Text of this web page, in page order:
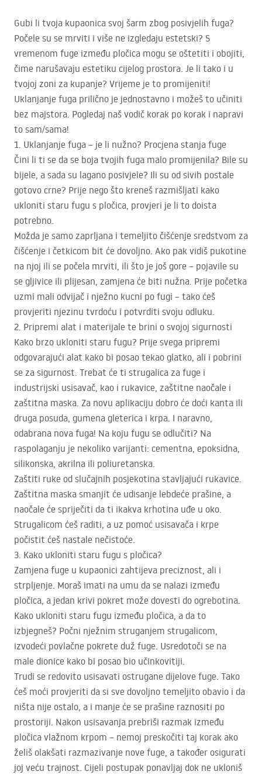
Gubi li tvoja kupaonica svoj šarm zbog posivjelih fuga?
Počele su se mrviti i više ne izgledaju estetski? S
vremenom fuge između pločica mogu se oštetiti i obojiti,
čime narušavaju estetiku cijelog prostora. Je li tako i u
tvojoj zoni za kupanje? Vrijeme je to promijeniti!
Uklanjanje fuga prilično je jednostavno i možeš to učiniti
bez majstora. Pogledaj naš vodič korak po korak i napravi
to sam/sama!
1. Uklanjanje fuga – je li nužno? Procjena stanja fuge
Čini li ti se da se boja tvojih fuga malo promijenila? Bile su
bijele, a sada su lagano posivjele? Ili su od sivih postale
gotovo crne? Prije nego što kreneš razmišljati kako
ukloniti staru fugu s pločica, provjeri je li to doista
potrebno.
Možda je samo zaprljana i temeljito čišćenje sredstvom za
čišćenje i četkicom bit će dovoljno. Ako pak vidiš pukotine
na njoj ili se počela mrviti, ili što je još gore – pojavile su
se gljivice ili plijesan, zamjena će biti nužna. Prije početka
uzmi mali odvijač i nježno kucni po fugi – tako ćeš
provjeriti njezinu tvrdoću i potvrditi svoju odluku.
2. Pripremi alat i materijale te brini o svojoj sigurnosti
Kako brzo ukloniti staru fugu? Prije svega pripremi
odgovarajući alat kako bi posao tekao glatko, ali i pobrini
se za sigurnost. Trebat će ti strugalica za fuge i
industrijski usisavač, kao i rukavice, zaštitne naočale i
zaštitna maska. Za novu aplikaciju dobro će doći kanta ili
druga posuda, gumena gleterica i krpa. I naravno,
odabrana nova fuga! Na koju fugu se odlučiti? Na
raspolaganju je nekoliko varijanti: cementna, epoksidna,
silikonska, akrilna ili poliuretanska.
Zaštiti ruke od slučajnih posjekotina stavljajući rukavice.
Zaštitna maska smanjit će udisanje lebdeće prašine, a
naočale će spriječiti da ti ikakva krhotina uđe u oko.
Strugalicom ćeš raditi, a uz pomoć usisavača i krpe
počistit ćeš nastale nečistoće.
3. Kako ukloniti staru fugu s pločica?
Zamjena fuge u kupaonici zahtijeva preciznost, ali i
strpljenje. Moraš imati na umu da se nalazi između
pločica, a jedan krivi pokret može dovesti do ogrebotina.
Kako ukloniti staru fugu između pločica, a da to
izbjegneš? Počni nježnim struganjem strugalicom,
izvodeći povlačne pokrete duž fuge. Usredotoči se na
male dionice kako bi posao bio učinkovitiji.
Trudi se redovito usisavati ostrugane dijelove fuge. Tako
ćeš moći provjeriti da si sve dovoljno temeljito obavio i da
ništa nije ostalo, a i manje će se prašine raznositi po
prostoriji. Nakon usisavanja prebriši razmak između
pločica vlažnom krpom – nemoj preskočiti taj korak ako
želiš olakšati razmazivanje nove fuge, a također osigurati
joj veću trajnost. Cijeli postupak ponavljaj dok ne ukloniš